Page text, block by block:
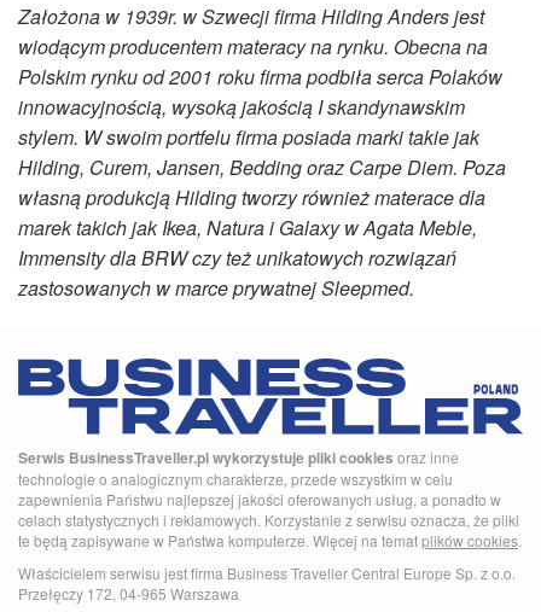
Założona w 1939r. w Szwecji firma Hilding Anders jest
wiodącym producentem materacy na rynku. Obecna na
Polskim rynku od 2001 roku firma podbiła serca Polaków
innowacyjnością, wysoką jakością I skandynawskim
stylem. W swoim portfelu firma posiada marki takie jak
Hilding, Curem, Jansen, Bedding oraz Carpe Diem. Poza
własną produkcją Hilding tworzy również materace dla
marek takich jak Ikea, Natura i Galaxy w Agata Meble,
Immensity dla BRW czy też unikatowych rozwiązań
zastosowanych w marce prywatnej Sleepmed.
Serwis BusinessTraveller.pl wykorzystuje pliki cookies oraz inne
technologie o analogicznym charakterze, przede wszystkim w celu
zapewnienia Państwu najlepszej jakości oferowanych usług, a ponadto w
celach statystycznych i reklamowych. Korzystanie z serwisu oznacza, że pliki
te będą zapisywane w Państwa komputerze. Więcej na tematplików cookies.
Właścicielem serwisu jest firma Business Traveller Central Europe Sp. z o.o.
Przełęczy 172, 04-965 Warszawa